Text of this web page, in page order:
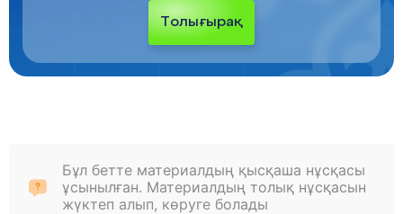
Толығырақ
Бұл бетте материалдың қысқаша нұсқасы
ұсынылған. Материалдың толық нұсқасын
жүктеп алып, көруге болады